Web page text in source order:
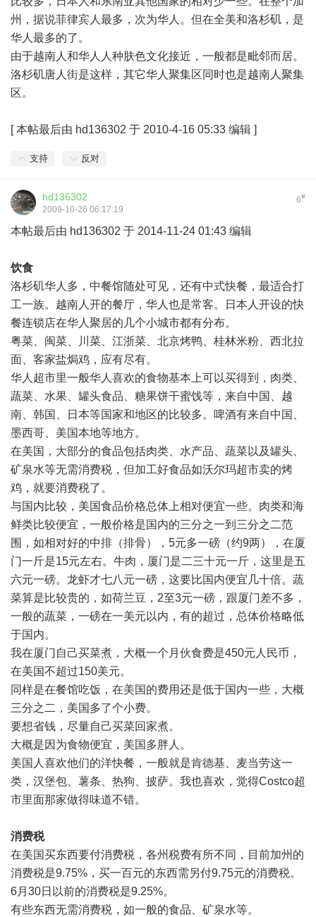
州，据说菲律宾人最多，次为华人。但在全美和洛杉矶，是
华人最多的了。
由于越南人和华人人种肤色文化接近，一般都是毗邻而居。
洛杉矶唐人街是这样，其它华人聚集区同时也是越南人聚集
区。
[本帖最后由 hd136302 于 2010-4-16 05:33 编辑 ]
支持 反对
6#
hd136302
2009-10-26 06:17:19
本帖最后由 hd136302 于 2014-11-24 01:43 编辑
饮食
洛杉矶华人多，中餐馆随处可见，还有中式快餐，最适合打
工一族。越南人开的餐厅，华人也是常客。日本人开设的快
餐连锁店在华人聚居的几个小城市都有分布。
粤菜、闽菜、川菜、江浙菜、北京烤鸭、桂林米粉、西北拉
面、客家盐焗鸡，应有尽有。
华人超市里一般华人喜欢的食物基本上可以买得到，肉类、
蔬菜、水果、罐头食品、糖果饼干蜜饯等，来自中国、越
南、韩国、日本等国家和地区的比较多。啤酒有来自中国、
墨西哥、美国本地等地方。
在美国，大部分的食品包括肉类、水产品、蔬菜以及罐头、
矿泉水等无需消费税，但加工好食品如沃尔玛超市卖的烤
鸡，就要消费税了。
与国内比较，美国食品价格总体上相对便宜一些。肉类和海
鲜类比较便宜，一般价格是国内的三分之一到三分之二范
围，如相对好的中排（排骨），5元多一磅（约9两），在厦
门一斤是15元左右。牛肉，厦门是二三十元一斤，这里是五
六元一磅。龙虾才七八元一磅，这要比国内便宜几十倍。蔬
菜算是比较贵的，如荷兰豆，2至3元一磅，跟厦门差不多，
一般的蔬菜，一磅在一美元以内，有的超过，总体价格略低
于国内。
我在厦门自己买菜煮，大概一个月伙食费是450元人民币，
在美国不超过150美元。
同样是在餐馆吃饭，在美国的费用还是低于国内一些，大概
三分之二，美国多了个小费。
要想省钱，尽量自己买菜回家煮。
大概是因为食物便宜，美国多胖人。
美国人喜欢他们的洋快餐，一般就是肯德基、麦当劳这一
类，汉堡包、薯条、热狗、披萨。我也喜欢，觉得Costco超
市里面那家做得味道不错。
消费税
在美国买东西要付消费税，各州税费有所不同，目前加州的
消费税是9.75%，买一百元的东西需另付9.75元的消费税。
6月30日以前的消费税是9.25%。
有些东西无需消费税，如一般的食品、矿泉水等。